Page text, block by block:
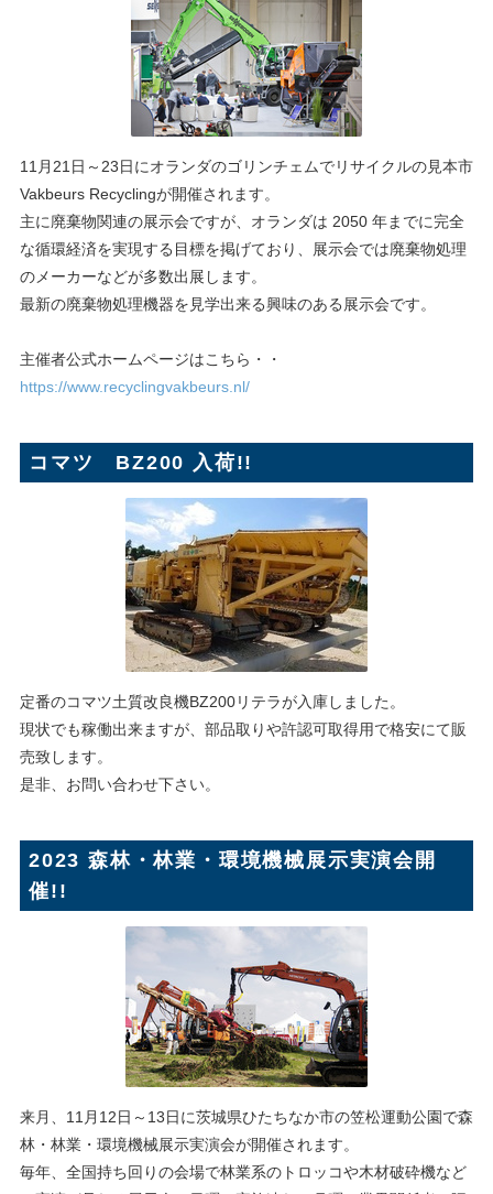
11月21日～23日にオランダのゴリンチェムでリサイクルの見本市
Vakbeurs Recyclingが開催されます。
主に廃棄物関連の展示会ですが、オランダは 2050 年までに完全
な循環経済を実現する目標を掲げており、展示会では廃棄物処理
のメーカーなどが多数出展します。
最新の廃棄物処理機器を見学出来る興味のある展示会です。
主催者公式ホームページはこちら・・
https://www.recyclingvakbeurs.nl/
コマツ BZ200 入荷!!
定番のコマツ土質改良機BZ200リテラが入庫しました。
現状でも稼働出来ますが、部品取りや許認可取得用で格安にて販
売致します。
是非、お問い合わせ下さい。
2023 森林・林業・環境機械展示実演会開
催!!
来月、11月12日～13日に茨城県ひたちなか市の笠松運動公園で森
林・林業・環境機械展示実演会が開催されます。
毎年、全国持ち回りの会場で林業系のトロッコや木材破砕機など